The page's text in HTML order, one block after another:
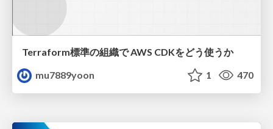
Terraform標準の組織で AWS CDKをどう使うか
mu7889yoon
1 470